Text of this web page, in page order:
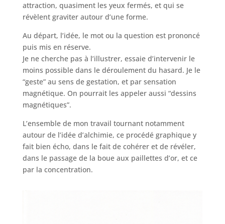
attraction, quasiment les yeux fermés, et qui se
révèlent graviter autour d’une forme.
Au départ, l’idée, le mot ou la question est prononcé
puis mis en réserve.
Je ne cherche pas à l’illustrer, essaie d’intervenir le
moins possible dans le déroulement du hasard. Je le
“geste” au sens de gestation, et par sensation
magnétique. On pourrait les appeler aussi “dessins
magnétiques”.
L’ensemble de mon travail tournant notamment
autour de l’idée d’alchimie, ce procédé graphique y
fait bien écho, dans le fait de cohérer et de révéler,
dans le passage de la boue aux paillettes d’or, et ce
par la concentration.